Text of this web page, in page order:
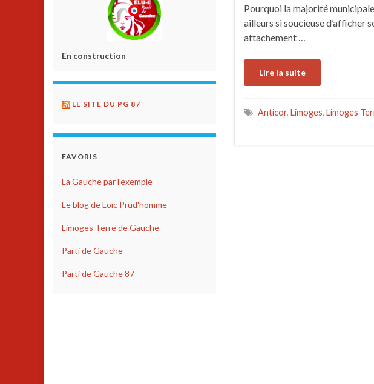
Pourquoi la majorité
ailleurs si soucieuse d’afficher
attachement …
Lire la suite
Anticor, Limoges, Limoges
En construction
LE SITE DU PG 87
FAVORIS
La Gauche par l'exemple
Le blog de Loïc Prud'homme
Limoges Terre de Gauche
Parti de Gauche
Parti de Gauche 87